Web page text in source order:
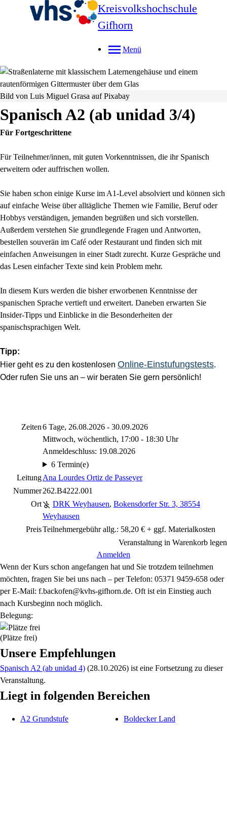
Kreisvolkshochschule
Gifhorn
Menü
Bild von Luis Miguel Grasa auf Pixabay
Spanisch A2 (ab unidad 3/4)
Für Fortgeschrittene
Für Teilnehmer/innen, mit guten Vorkenntnissen, die ihr Spanisch
erweitern oder auffrischen wollen.
Sie haben schon einige Kurse im A1-Level absolviert und können sich
auf einfache Weise über alltägliche Themen wie Familie, Beruf oder
Hobbys verständigen, jemanden begrüßen und sich vorstellen.
Außerdem verstehen Sie grundlegende Fragen und Antworten,
bestellen souverän im Café oder Restaurant und finden sich mit
einfachen Anweisungen in einer Stadt zurecht. Kurze Gespräche und
das Lesen einfacher Texte sind kein Problem mehr.
In diesem Kurs werden die bisher erworbenen Kenntnisse der
spanischen Sprache vertieft und erweitert. Daneben erwarten Sie
Insider-Tipps und Einblicke in die Besonderheiten der
spanischsprachigen Welt.
Tipp:
Hier geht es zu den kostenlosen Online-Einstufungstests.
Oder rufen Sie uns an – wir beraten Sie gern persönlich!
Zeiten6 Tage, 26.08.2026 - 30.09.2026
Mittwoch, wöchentlich, 17:00 - 18:30 Uhr
Anmeldeschluss: 19.08.2026
6 Termin(e)
LeitungAna Lourdes Ortiz de Passeyer
Nummer262.B4222.001
Ort
DRK Weyhausen, Bokensdorfer Str. 3, 38554
Weyhausen
PreisTeilnehmergebühr allg.: 58,20 € + ggf. Materialkosten
Veranstaltung in Warenkorb legen
Anmelden
Wenn der Kurs schon angefangen hat und Sie trotzdem teilnehmen
möchten, fragen Sie bei uns nach – per Telefon: 05371 9459-658 oder
per E-Mail: f.backofen@kvhs-gifhorn.de. Oft ist ein Einstieg auch
nach Kursbeginn noch möglich.
Belegung:
(Plätze frei)
Unsere Empfehlungen
Spanisch A2 (ab unidad 4) (28.10.2026) ist eine Fortsetzung zu dieser
Veranstaltung.
Liegt in folgenden Bereichen
A2 Grundstufe Boldecker Land